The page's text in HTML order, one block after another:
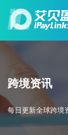
跨境资讯
每日更新全球跨境